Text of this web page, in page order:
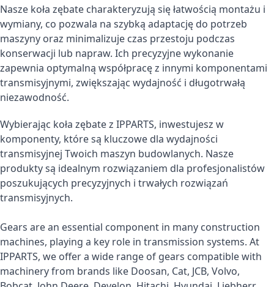
Nasze koła zębate charakteryzują się łatwością montażu i
wymiany, co pozwala na szybką adaptację do potrzeb
maszyny oraz minimalizuje czas przestoju podczas
konserwacji lub napraw. Ich precyzyjne wykonanie
zapewnia optymalną współpracę z innymi komponentami
transmisyjnymi, zwiększając wydajność i długotrwałą
niezawodność.
Wybierając koła zębate z IPPARTS, inwestujesz w
komponenty, które są kluczowe dla wydajności
transmisyjnej Twoich maszyn budowlanych. Nasze
produkty są idealnym rozwiązaniem dla profesjonalistów
poszukujących precyzyjnych i trwałych rozwiązań
transmisyjnych.
Gears are an essential component in many construction
machines, playing a key role in transmission systems. At
IPPARTS, we offer a wide range of gears compatible with
machinery from brands like Doosan, Cat, JCB, Volvo,